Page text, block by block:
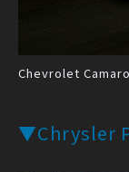
Chevrolet
▼Chrysler